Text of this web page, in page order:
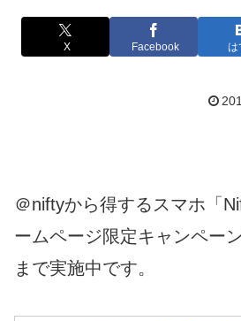
X Facebook は
＠niftyから得するスマホ「
ームページ限定キャンペー
まで実施中です。